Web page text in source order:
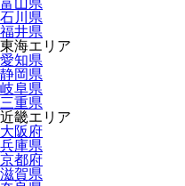
富山県
石川県
福井県
東海エリア
愛知県
静岡県
岐阜県
三重県
近畿エリア
大阪府
兵庫県
京都府
滋賀県